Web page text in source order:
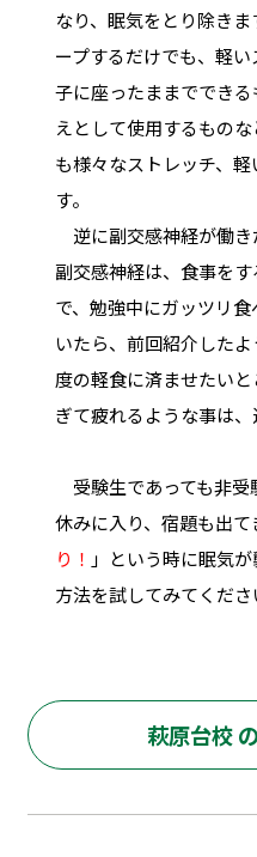
なり、眠気をとり除き
ープするだけでも、軽
子に座ったままででき
えとして使用するもの
も様々なストレッチ、
す。
逆に副交感神経が働き
副交感神経は、食事を
で、勉強中にガッツリ
いたら、前回紹介した
度の軽食に済ませたい
ぎて疲れるような事は、
受験生であっても非受
休みに入り、宿題も出て
り！ 」という時に眠気
方法を試してみてくださ
萩原台校